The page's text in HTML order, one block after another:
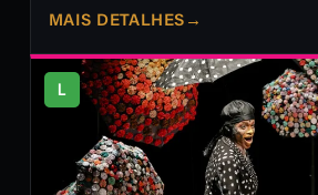
MAIS DETALHES →
L